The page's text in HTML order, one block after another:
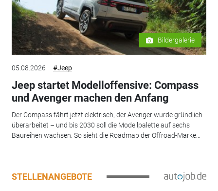
Bildergalerie
05.08.2026 #Jeep
Jeep startet Modelloffensive: Compass
und Avenger machen den Anfang
Der Compass fährt jetzt elektrisch, der Avenger wurde gründlich
überarbeitet – und bis 2030 soll die Modellpalette auf sechs
Baureihen wachsen. So sieht die Roadmap der Offroad-Marke...
STELLENANGEBOTE